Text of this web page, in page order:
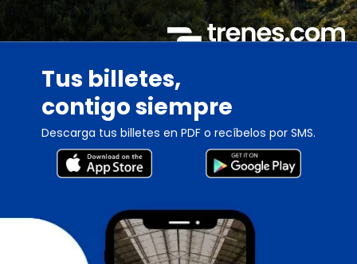
Tus billetes,
contigo siempre
Descarga tus billetes en PDF o recíbelos por SMS.